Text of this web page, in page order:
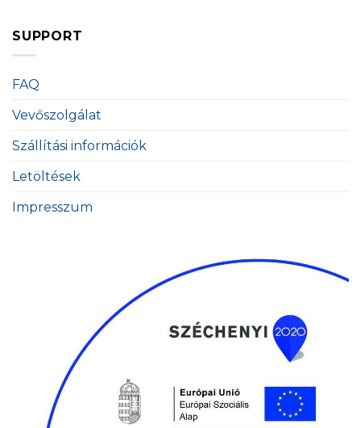
SUPPORT
FAQ
Vevőszolgálat
Szállítási információk
Letöltések
Impresszum